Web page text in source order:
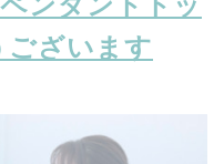
ございます